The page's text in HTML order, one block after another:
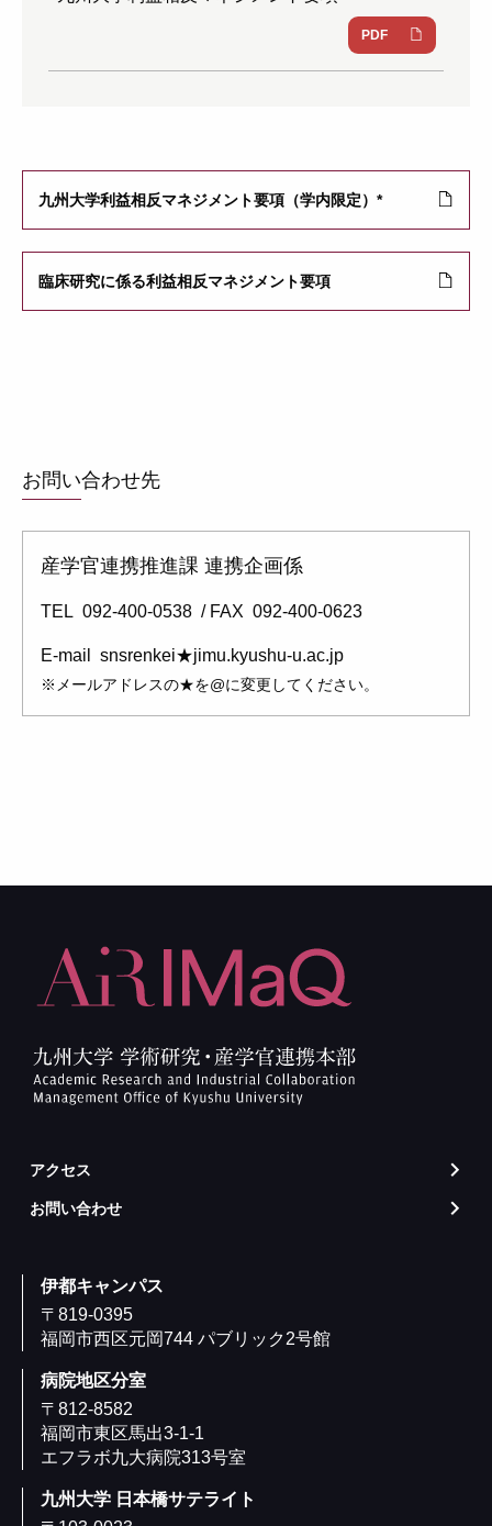
PDF
九州大学利益相反マネジメント要項（学内限定）*
臨床研究に係る利益相反マネジメント要項
お問い合わせ先
産学官連携推進課 連携企画係
TEL 092-400-0538 FAX 092-400-0623
E-mail snsrenkei★jimu.kyushu-u.ac.jp
※メールアドレスの★を@に変更してください。
アクセス arrow_forward_ios
お問い合わせ arrow_forward_ios
伊都キャンパス
〒819-0395
福岡市西区元岡744 パブリック2号館
病院地区分室
〒812-8582
福岡市東区馬出3-1-1
エフラボ九大病院313号室
九州大学 日本橋サテライト